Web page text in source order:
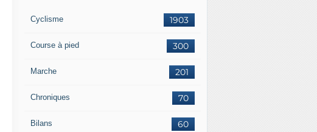
1903
Cyclisme
300
Course à pied
201
Marche
70
Chroniques
60
Bilans